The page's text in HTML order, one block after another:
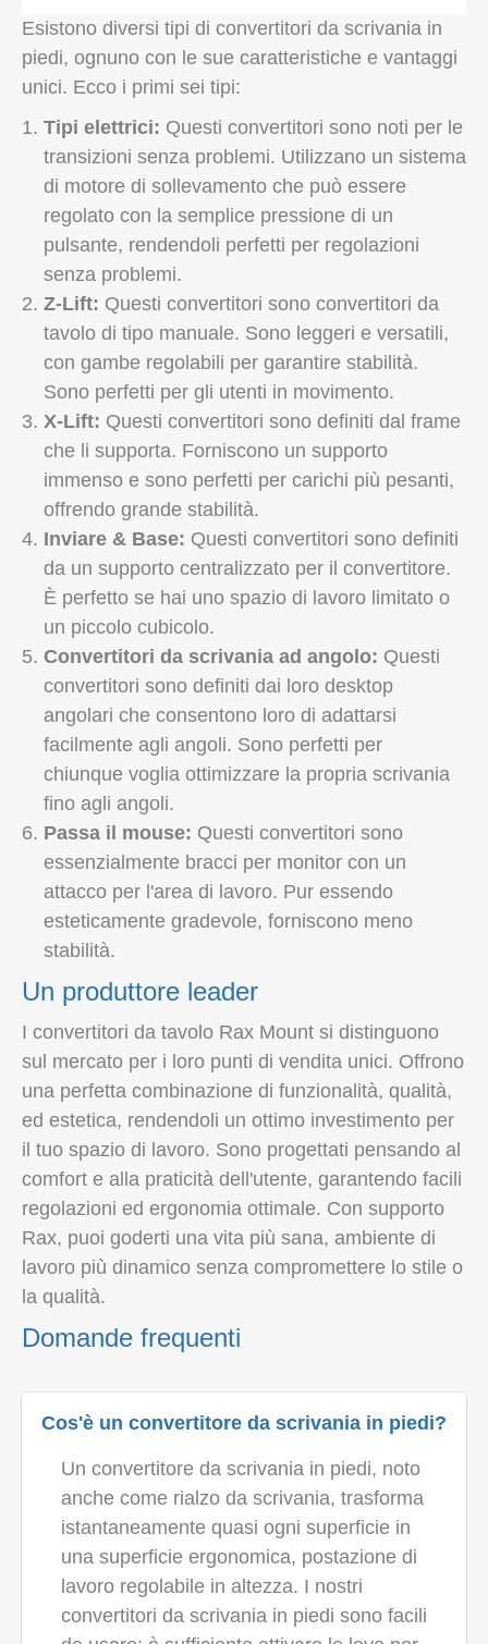
Esistono diversi tipi di convertitori da scrivania in
piedi, ognuno con le sue caratteristiche e vantaggi
unici. Ecco i primi sei tipi:
Tipi elettrici: Questi convertitori sono noti per le
transizioni senza problemi. Utilizzano un sistema
di motore di sollevamento che può essere
regolato con la semplice pressione di un
pulsante, rendendoli perfetti per regolazioni
senza problemi.
Z-Lift: Questi convertitori sono convertitori da
tavolo di tipo manuale. Sono leggeri e versatili,
con gambe regolabili per garantire stabilità.
Sono perfetti per gli utenti in movimento.
X-Lift: Questi convertitori sono definiti dal frame
che li supporta. Forniscono un supporto
immenso e sono perfetti per carichi più pesanti,
offrendo grande stabilità.
Inviare & Base: Questi convertitori sono definiti
da un supporto centralizzato per il convertitore.
È perfetto se hai uno spazio di lavoro limitato o
un piccolo cubicolo.
Convertitori da scrivania ad angolo: Questi
convertitori sono definiti dai loro desktop
angolari che consentono loro di adattarsi
facilmente agli angoli. Sono perfetti per
chiunque voglia ottimizzare la propria scrivania
fino agli angoli.
Passa il mouse: Questi convertitori sono
essenzialmente bracci per monitor con un
attacco per l'area di lavoro. Pur essendo
esteticamente gradevole, forniscono meno
stabilità.
Un produttore leader
I convertitori da tavolo Rax Mount si distinguono
sul mercato per i loro punti di vendita unici. Offrono
una perfetta combinazione di funzionalità, qualità,
ed estetica, rendendoli un ottimo investimento per
il tuo spazio di lavoro. Sono progettati pensando al
comfort e alla praticità dell'utente, garantendo facili
regolazioni ed ergonomia ottimale. Con supporto
Rax, puoi goderti una vita più sana, ambiente di
lavoro più dinamico senza compromettere lo stile o
la qualità.
Domande frequenti
Cos'è un convertitore da scrivania in piedi?
Un convertitore da scrivania in piedi, noto
anche come rialzo da scrivania, trasforma
istantaneamente quasi ogni superficie in
una superficie ergonomica, postazione di
lavoro regolabile in altezza. I nostri
convertitori da scrivania in piedi sono facili